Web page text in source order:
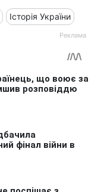
Історія України